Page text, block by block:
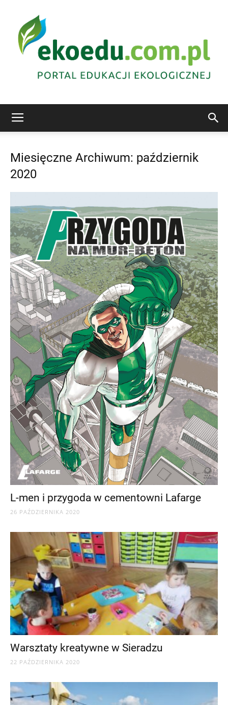
Abrys
Miesięczne Archiwum: październik
2020
L-men i przygoda w cementowni Lafarge
26 PAŹDZIERNIKA 2020
Warsztaty kreatywne w Sieradzu
22 PAŹDZIERNIKA 2020